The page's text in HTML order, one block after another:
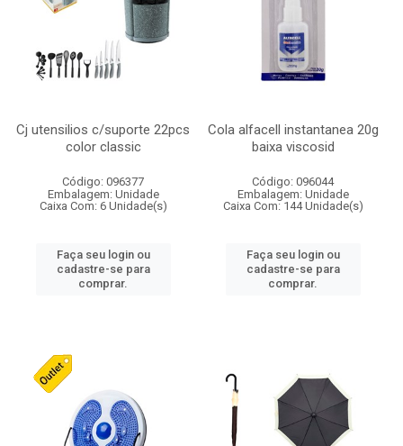
Cj utensilios c/suporte 22pcs
color classic
Código: 096377
Embalagem: Unidade
Caixa Com: 6 Unidade(s)
Faça seu login ou
cadastre-se para
comprar.
Cola alfacell instantanea 20g
baixa viscosid
Código: 096044
Embalagem: Unidade
Caixa Com: 144 Unidade(s)
Faça seu login ou
cadastre-se para
comprar.